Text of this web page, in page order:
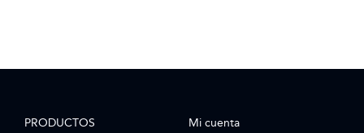
PRODUCTOS
Mi cuenta